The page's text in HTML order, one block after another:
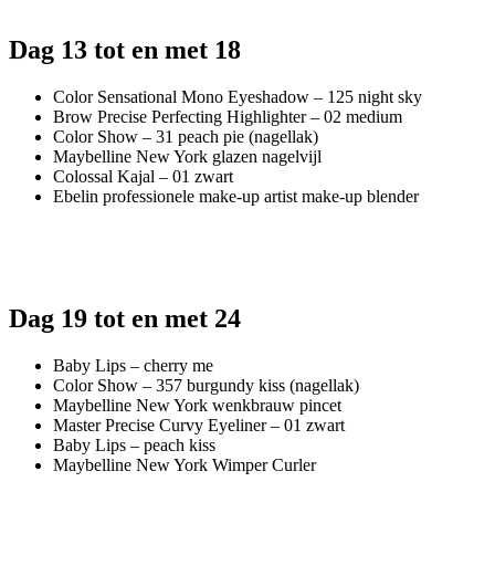
Dag 13 tot en met 18
Color Sensational Mono Eyeshadow – 125 night sky
Brow Precise Perfecting Highlighter – 02 medium
Color Show – 31 peach pie (nagellak)
Maybelline New York glazen nagelvijl
Colossal Kajal – 01 zwart
Ebelin professionele make-up artist make-up blender
Dag 19 tot en met 24
Baby Lips – cherry me
Color Show – 357 burgundy kiss (nagellak)
Maybelline New York wenkbrauw pincet
Master Precise Curvy Eyeliner – 01 zwart
Baby Lips – peach kiss
Maybelline New York Wimper Curler